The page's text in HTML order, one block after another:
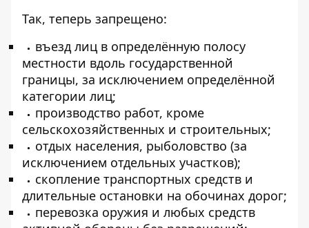
Так, теперь запрещено:
въезд лиц в определённую полосу
местности вдоль государственной
границы, за исключением определённой
категории лиц;
производство работ, кроме
сельскохозяйственных и строительных;
отдых населения, рыболовство (за
исключением отдельных участков);
скопление транспортных средств и
длительные остановки на обочинах дорог;
перевозка оружия и любых средств